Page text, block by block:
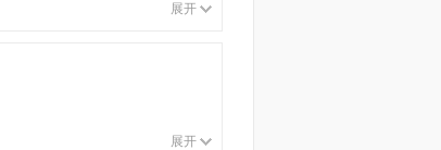
展开
展开